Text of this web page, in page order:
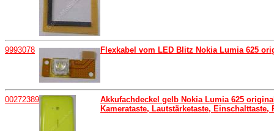
9993078 Flexkabel vom LED Blitz Nokia Lumia 625
00272389
Akkufachdeckel gelb Nokia Lumia 625
Kamerataste, Lautstärketaste, Einschalttaste,